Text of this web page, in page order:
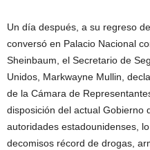
Un día después, a su regreso
conversó en Palacio Nacional
Sheinbaum, el Secretario de
Unidos, Markwayne Mullin,
de la Cámara de
disposición del actual Gobierno
autoridades estadounidenses,
decomisos récord de drogas,